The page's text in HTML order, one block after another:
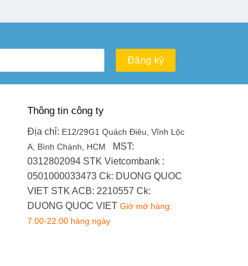
Thông tin công ty
Địa chỉ: E12/29G1 Quách Điêu, Vĩnh Lộc
A, Bình Chánh, HCM
MST:
0312802094 STK Vietcombank :
0501000033473Ck: DUONG QUOC
VIET STK ACB: 2210557 Ck:
DUONG QUOC VIET Giờ mở hàng:
7:00-22:00 hàng ngày